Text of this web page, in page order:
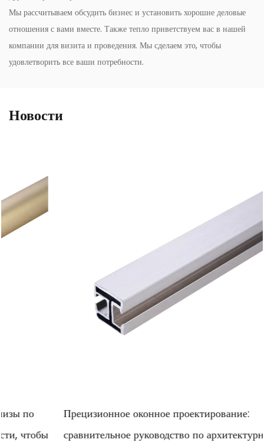
Мы рассчитываем обсудить бизнес и установить хорошие деловые
отношения с вами вместе. Также тепло приветствуем вас в нашей
компании для визита и проведения. Мы сделаем это, чтобы
удовлетворить все ваши потребности.
Новости
Прецизионное оконное проектирование:
сравнительное руководство по архитектурным